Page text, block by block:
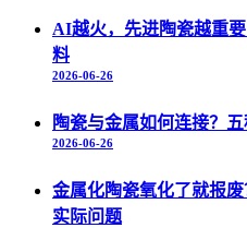
AI越火，先进陶瓷越重
料
2026-06-26
陶瓷与金属如何连接？
2026-06-26
金属化陶瓷氧化了就报
实际问题